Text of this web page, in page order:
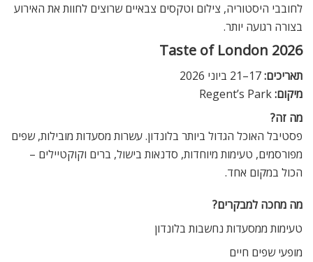
לחובבי היסטוריה, צילום וטקסים צבאיים שרוצים לחוות את האירוע
בצורה רגועה יותר.
Taste of London 2026
תאריכים:
מיקום:
מה זה?
פסטיבל האוכל הגדול ביותר בלונדון. עשרות מסעדות מובילות, שפים
מפורסמים, טעימות מיוחדות, סדנאות בישול, ברים וקוקטיילים –
הכול במקום אחד.
מה מחכה למבקרים?
טעימות ממסעדות נחשבות בלונדון
מופעי שפים חיים